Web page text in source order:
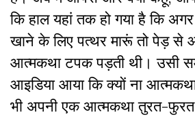
कि हाल यहां तक हो गया है कि
खाने के लिए पत्थर मारूं तो पेड़ से
आत्मकथा टपक पड़ती थी। उसी
आइडिया आया कि क्यों ना
भी अपनी एक आत्मकथा तुरत-